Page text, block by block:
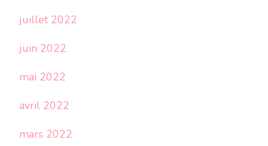
juillet 2022
juin 2022
mai 2022
avril 2022
mars 2022